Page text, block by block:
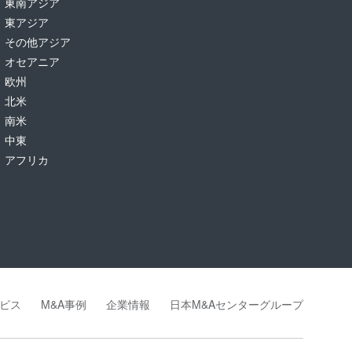
東アジア
その他アジア
オセアニア
欧州
北米
南米
中東
アフリカ
ス M&A事例 企業情報 日本M&Aセンターグループ